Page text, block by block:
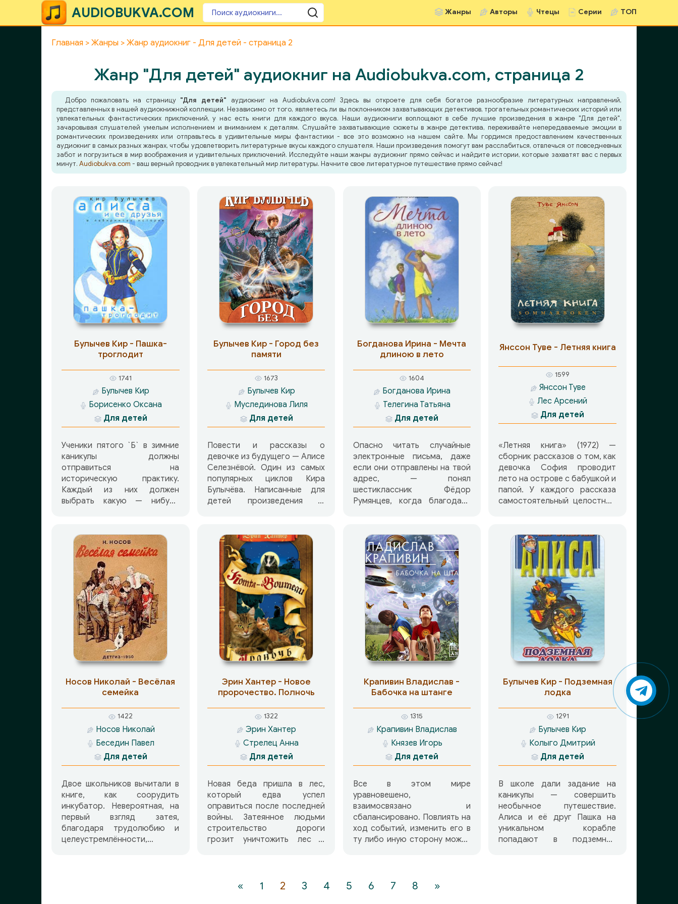
AUDIOBUKVA.COM Жанры Авторы Чтецы Серии ТОП
Главная Жанры Жанр аудиокниг - Для детей - страница 2
Жанр "Для детей" аудиокниг на Audiobukva.com, страница 2
Добро пожаловать на страницу "Для детей" аудиокниг на Audiobukva.com! Здесь вы откроете для себя богатое разнообразие литературных направлений,
представленных в нашей аудиокнижной коллекции. Независимо от того, являетесь ли вы поклонником захватывающих детективов, трогательных романтических историй или
увлекательных фантастических приключений, у нас есть книги для каждого вкуса. Наши аудиокниги воплощают в себе лучшие произведения в жанре "Для детей",
зачаровывая слушателей умелым исполнением и вниманием к деталям. Слушайте захватывающие сюжеты в жанре детектива, переживайте непередаваемые эмоции в
романтических произведениях или отправьтесь в удивительные миры фантастики - все это возможно на нашем сайте. Мы гордимся предоставлением качественных
аудиокниг в самых разных жанрах, чтобы удовлетворить литературные вкусы каждого слушателя. Наши произведения помогут вам расслабиться, отвлечься от повседневных
забот и погрузиться в мир воображения и удивительных приключений. Исследуйте наши жанры аудиокниг прямо сейчас и найдите истории, которые захватят вас с первых
минут. Audiobukva.com - ваш верный проводник в увлекательный мир литературы. Начните свое литературное путешествие прямо сейчас!
Булычев Кир - Пашка-
троглодит
1741
Булычев Кир
Борисенко Оксана
Для детей
Ученики пятого `Б` в зимние
каникулы должны
отправиться на
историческую практику.
Каждый из них должен
выбрать какую — нибудь
фильм. Сестры Маша и
Наташа Белые хотят узнать
тайны Синей Бороды и
Железной Маски, Алиса
Селезнева — Вавилонской
башни и Клеопатры. Аркаша
Сапожков хочет выяснить,
почему вымерли динозавры.
А главный герой этой повести
Пашка Гераскин не прочь
прошвырнуться к
троглодитам. Его, как и
остальных однакласников,
ожидает масса невероятных
приключений…
Булычев Кир - Город без
памяти
1673
Булычев Кир
Муслединова Лиля
Для детей
Повести и рассказы о
девочке из будущего — Алисе
Селезнёвой. Один из самых
популярных циклов Кира
Булычёва. Написанные для
детей произведения о
девочки Алисы погружают
читателя в мир фантастики и
сказок. Необыкновенные
чудовища, настоящие
космические пираты,
воинственные лилипуты,
путешествия во времени и
многое другое ждёт вас на
страницах удивительных
историй, которые
происходят с Алисой и её
друзьями.
Богданова Ирина - Мечта
длиною в лето
1604
Богданова Ирина
Телегина Татьяна
Для детей
Опасно читать случайные
электронные письма, даже
если они отправлены на твой
адрес, — понял
шестиклассник Фёдор
Румянцев, когда благодаря
таинственной рукописи с
крюками. Он и предположить
не мог, что в заброшенной
деревеньке на краю болота
окажется в центре
головокружительных
событий, примет участие в
крестном ходе и увидит, как
сила человеческого духа,
обращенного к Богу, может
побороть стихию огня. Всего
за одно лето Фёдор успеет
стать настоящим мужчиной,
потому что узнает цену
верности,
крепкой дружбе. Ну а
приоткроет дверку в
удивительный мир
древнерусских знаменных
распевов, которые ещё до
конца не расшифрованы.
Янссон Туве - Летняя книга
1599
Янссон Туве
Лес Арсений
Для детей
«Летняя книга» (1972) —
сборник рассказов о том, как
девочка София проводит
лето на острове с бабушкой и
папой. У каждого рассказа
самостоятельный целостный
жизни, что единственная ее
книга, в которой она уверена,
что та хороша, — это «Летняя
книга».
Носов Николай - Весёлая
семейка
1422
Носов Николай
Беседин Павел
Для детей
Двое школьников вычитали в
книге, как соорудить
инкубатор. Невероятная, на
первый взгляд затея,
благодаря трудолюбию и
целеустремлённости,
Эрин Хантер - Новое
пророчество. Полночь
1322
Эрин Хантер
Стрелец Анна
Для детей
Новая беда пришла в лес,
который едва успел
оправиться после последней
войны. Затеянное людьми
строительство дороги
грозит уничтожить лес и
между племенами. Звездные
Крапивин Владислав -
Бабочка на штанге
1315
Крапивин Владислав
Князев Игорь
Для детей
Все в этом мире
уравновешено,
взаимосвязано и
сбалансировано. Повлиять на
ход событий, изменить его в
ту либо иную сторону может
атлетом, может нарушить
Булычев Кир - Подземная
лодка
1291
Булычев Кир
Колыго Дмитрий
Для детей
В школе дали задание на
каникулы — совершить
необычное путешествие.
Алиса и её друг Пашка на
уникальном корабле
попадают в подземное
« 1 2 3 4 5 6 7 8 »